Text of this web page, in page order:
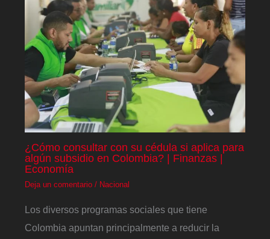
¿Cómo consultar con su cédula si aplica para
algún subsidio en Colombia? | Finanzas |
Economía
Deja un comentario / Nacional
Los diversos programas sociales que tiene
Colombia apuntan principalmente a reducir la